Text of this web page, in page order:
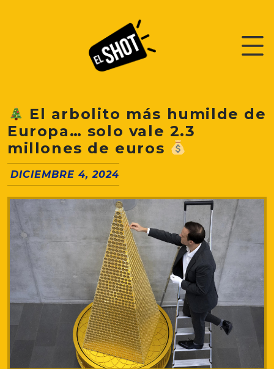
El arbolito más humilde de
Europa… solo vale 2.3
millones de euros
DICIEMBRE 4, 2024